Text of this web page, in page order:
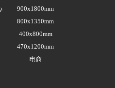
900x1800mm
800x1350mm
400x800mm
470x1200mm
电商